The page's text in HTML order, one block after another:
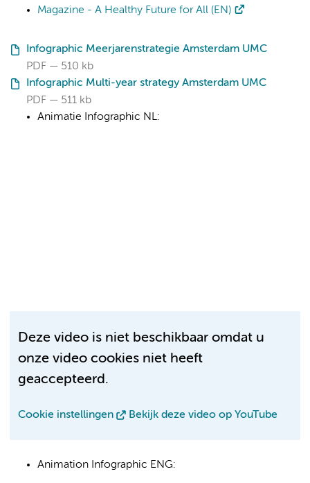
Magazine - A Healthy Future for All (EN)
Infographic Meerjarenstrategie Amsterdam UMC
PDF
510 kb
Infographic Multi-year strategy Amsterdam UMC
PDF
511 kb
Animatie Infographic NL:
Deze video is niet beschikbaar omdat u
onze video cookies niet heeft
geaccepteerd.
Cookie instellingen Bekijk deze video op YouTube
Animation Infographic ENG: